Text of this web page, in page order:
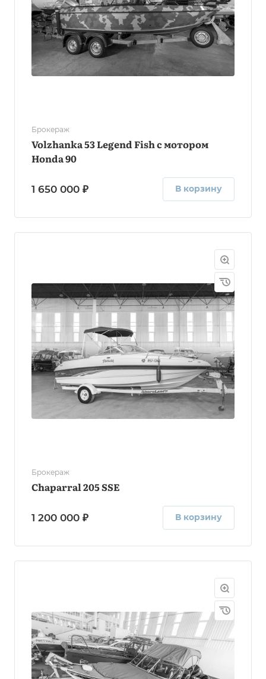
Брокераж
Volzhanka 53 Legend Fish с мотором
Honda 90
1 650 000 ₽ В корзину
Брокераж
Chaparral 205 SSE
1 200 000 ₽ В корзину